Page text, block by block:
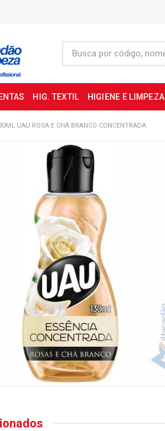
HIG. TEXTIL HIGIENE E LIMPEZA
UAU ROSA E CHÁ BRANCO CONCENTRADA